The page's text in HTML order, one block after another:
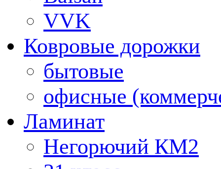
VVK
Ковровые дорожки
бытовые
офисные
Ламинат
Негорючий КМ2